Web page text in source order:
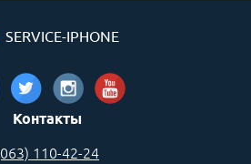
SERVICE-IPHONE
Контакты
110-42-24